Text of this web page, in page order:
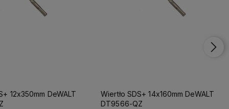
12x350mm DeWALT
Wiertło SDS+ 14x160mm DeWALT
DT9566-QZ